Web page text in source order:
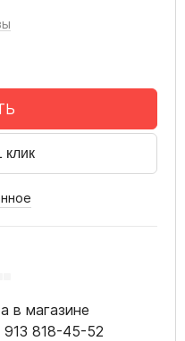
клик
в магазине
818-45-52